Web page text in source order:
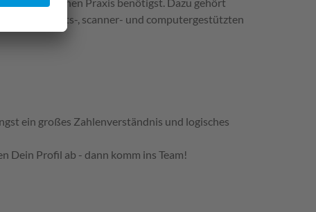
in der täglichen Praxis benötigst. Dazu gehört
, scanner- und computergestützten
ein großes Zahlenverständnis und logisches
Dein Profil ab - dann komm ins Team!